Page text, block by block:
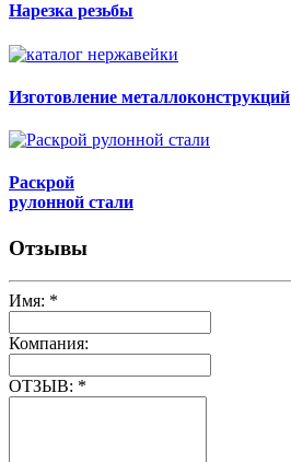
Нарезка резьбы
Изготовление металлоконструкций
Раскрой
рулонной стали
Отзывы
Имя: *
Компания:
ОТЗЫВ: *